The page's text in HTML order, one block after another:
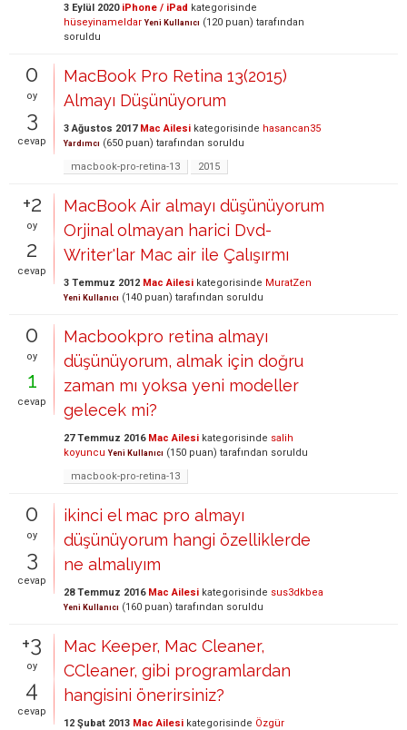
3 Eylül 2020 iPhone / iPad kategorisinde
hüseyinameldar Yeni Kullanıcı (120 puan) tarafından
soruldu
0
oy
3
cevap
MacBook Pro Retina 13(2015)
Almayı Düşünüyorum
3 Ağustos 2017 Mac Ailesi kategorisinde hasancan35
Yardımcı (650 puan) tarafından soruldu
macbook-pro-retina-13
2015
+2
oy
2
cevap
MacBook Air almayı düşünüyorum
Orjinal olmayan harici Dvd-
Writer'lar Mac air ile Çalışırmı
3 Temmuz 2012 Mac Ailesi kategorisinde MuratZen
Yeni Kullanıcı (140 puan) tarafından soruldu
0
oy
1
cevap
Macbookpro retina almayı
düşünüyorum, almak için doğru
zaman mı yoksa yeni modeller
gelecek mi?
27 Temmuz 2016 Mac Ailesi kategorisinde salih
koyuncu Yeni Kullanıcı (150 puan) tarafından soruldu
macbook-pro-retina-13
0
oy
3
cevap
ikinci el mac pro almayı
düşünüyorum hangi özelliklerde
ne almalıyım
28 Temmuz 2016 Mac Ailesi kategorisinde sus3dkbea
Yeni Kullanıcı (160 puan) tarafından soruldu
+3
oy
4
cevap
Mac Keeper, Mac Cleaner,
CCleaner, gibi programlardan
hangisini önerirsiniz?
12 Şubat 2013 Mac Ailesi kategorisinde Özgür